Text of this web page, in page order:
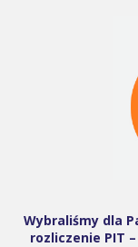
Wybraliśmy dla
rozliczenie PIT